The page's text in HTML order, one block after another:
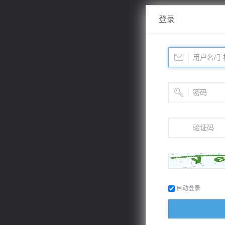
登录
自动登录